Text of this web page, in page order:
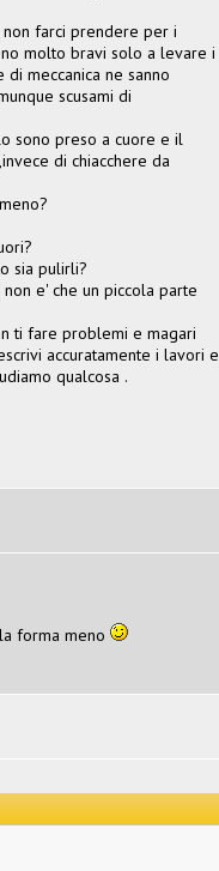
farci prendere per i
molto bravi solo a levare i
meccanica ne sanno
scusami di
sono preso a cuore e il
di chiacchere da
sia pulirli?
e' che un piccola parte
ti fare problemi e magari
accuratamente i lavori e
qualcosa .
forma meno